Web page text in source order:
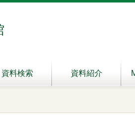
資料検索 資料紹介